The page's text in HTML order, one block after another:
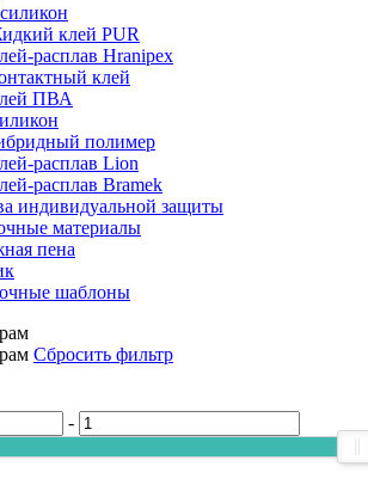
клей PUR
расплав Hranipex
клей
ПВА
полимер
расплав Lion
расплав Bramek
индивидуальной защиты
материалы
пена
шаблоны
Сбросить фильтр
-